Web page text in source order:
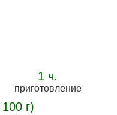
1 ч.
приготовление
г)